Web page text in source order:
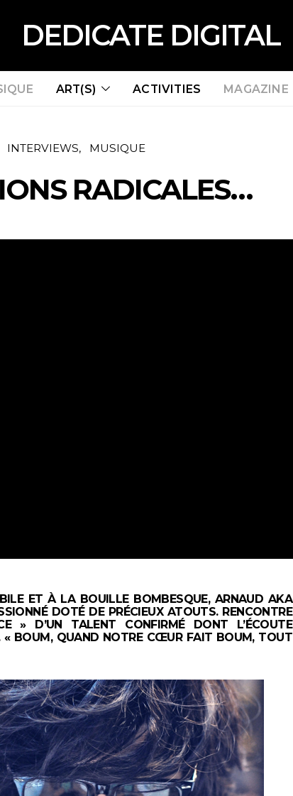
DEDICATE DIGITAL
ART(S) ACTIVITIES MAGAZINE
INTERVIEWS MUSIQUE
RADICALES…
ET À LA BOUILLE BOMBESQUE, ARNAUD AKA
DOTÉ DE PRÉCIEUX ATOUTS. RENCONTRE
» D’UN TALENT CONFIRMÉ DONT L’ÉCOUTE
« BOUM, QUAND NOTRE CŒUR FAIT BOUM, TOUT